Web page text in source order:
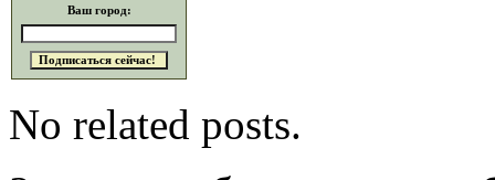
Ваш город:
No related posts.